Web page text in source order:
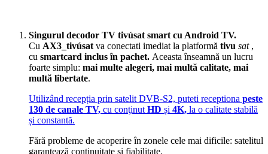
Singurul decodor TV tivúsat smart cu Android TV.
Cu AX3_tivúsat va conectati imediat la platformă tivu sat ,
cu smartcard inclus în pachet. Aceasta înseamnă un lucru
foarte simplu: mai multe alegeri, mai multă calitate, mai
multă libertate.
Utilizând recepția prin satelit DVB-S2, puteti receptiona peste
130 de canale TV, cu conţinut HD și 4K, la o calitate stabilă
și constantă.
Fără probleme de acoperire în zonele cele mai dificile: satelitul
garantează continuitate și fiabilitate.